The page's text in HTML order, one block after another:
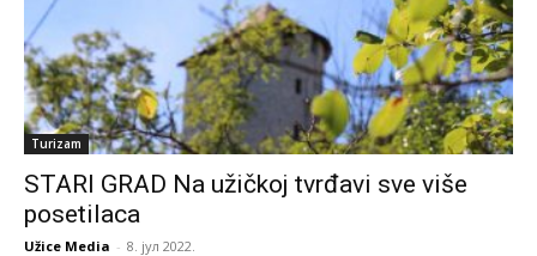
Turizam
STARI GRAD Na užičkoj tvrđavi sve više
posetilaca
Užice Media - 8. јул 2022.